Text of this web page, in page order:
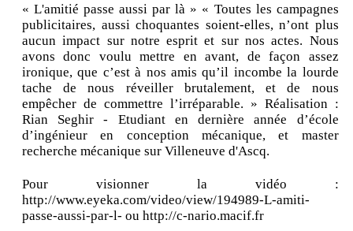
« L'amitié passe aussi par là » « Toutes les campagnes
publicitaires, aussi choquantes soient-elles, n’ont plus
aucun impact sur notre esprit et sur nos actes. Nous
avons donc voulu mettre en avant, de façon assez
ironique, que c’est à nos amis qu’il incombe la lourde
tache de nous réveiller brutalement, et de nous
empêcher de commettre l’irréparable. » Réalisation :
Rian Seghir - Etudiant en dernière année d’école
d’ingénieur en conception mécanique, et master
recherche mécanique sur Villeneuve d'Ascq.
Pour visionner la vidéo :
http://www.eyeka.com/video/view/194989-L-amiti-
passe-aussi-par-l- ou http://c-nario.macif.fr